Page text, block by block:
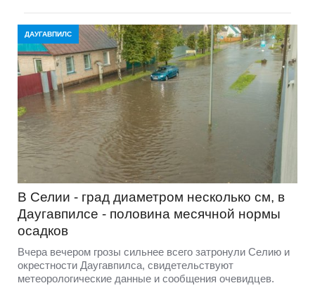
ДАУГАВПИЛС
В Селии - град диаметром несколько см, в
Даугавпилсе - половина месячной нормы
осадков
Вчера вечером грозы сильнее всего затронули Селию и
окрестности Даугавпилса, свидетельствуют
метеорологические данные и сообщения очевидцев.